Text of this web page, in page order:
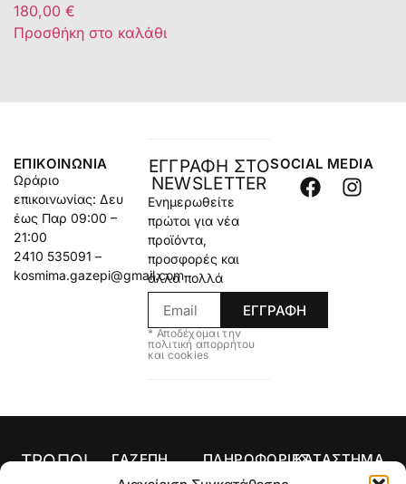
180,00 €
Προσθήκη στο καλάθι
ΕΠΙΚΟΙΝΩΝΊΑ
Ωράριο
επικοινωνίας: Δευ
έως Παρ 09:00 –
21:00
2410 535091 –
kosmima.gazepi@gmail.com
ΕΓΓΡΑΦΗ ΣΤΟ
NEWSLETTER
Ενημερωθείτε
πρώτοι για νέα
προϊόντα,
προσφορές και
άλλα πολλά
ΕΓΓΡΑΦΗ
* Αποδέχομαι την
πολιτική απορρήτου
και cookies
SOCIAL MEDIA
ΤΡΟΠΟΙ
ΠΛΗΡΩΜΗΣ
ΓΑΖΕΠΗ
Αρχική
ΠΛΗΡΟΦΟΡΙΕΣ
Όροι Χρήσης
ΚΑΤΑΣΤΗΜΑ